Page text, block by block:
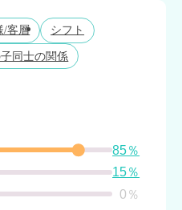
/客層 シフト
同士の関係
85％
15％
0％